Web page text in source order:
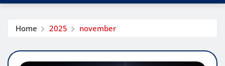
Home 2025 november